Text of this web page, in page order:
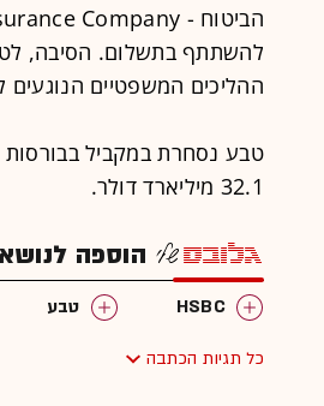
להשתתף בתשלום. הסיבה,
ההליכים המשפטיים הנוגעים
32.1 מיליארד דולר.
הוספה
HSBC טבע
כל תגיות הכתבה